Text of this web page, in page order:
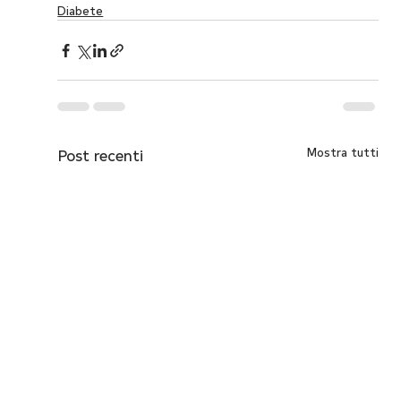
Diabete
Post recenti Mostra tutti